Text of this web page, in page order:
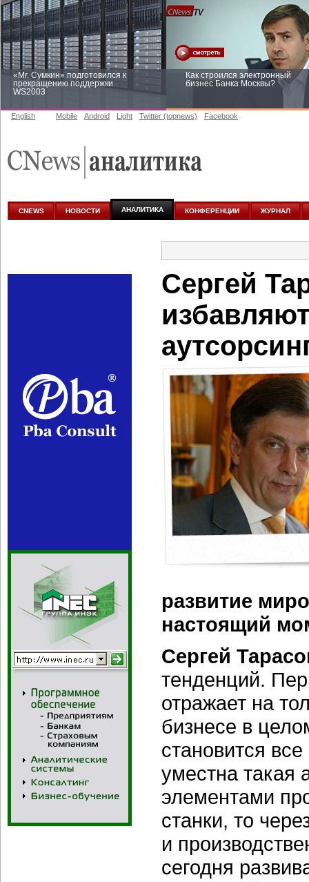
«Mr. Сумкин» подготовился к
прекращению поддержки
WS2003
Как строился электронный
бизнес Банка Москвы?
аналитике
English Mobile Android Light Twitter (topnews) Facebook
CNEWS НОВОСТИ АНАЛИТИКА КОНФЕРЕНЦИИ ЖУРНАЛ
Сергей
развитие
настоящий
Сергей
тенденций.
отражает на
бизнесе в
становится
уместна такая
элементами
станки, то
и
сегодня